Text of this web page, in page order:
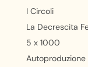
I Circoli
La Decrescita
5 x 1000
Autoproduzione